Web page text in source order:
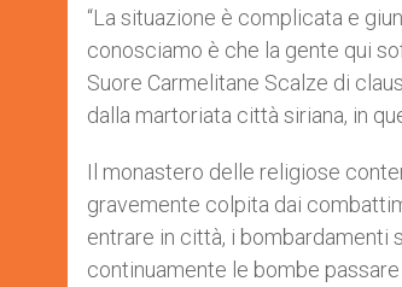
p
p
g
e
r
o r
“La situazione è complicata e
conosciamo è che la gente qui
Suore Carmelitane Scalze di
dalla martoriata città siriana, in
Il monastero delle religiose
gravemente colpita dai
entrare in città, i bombardamenti
continuamente le bombe